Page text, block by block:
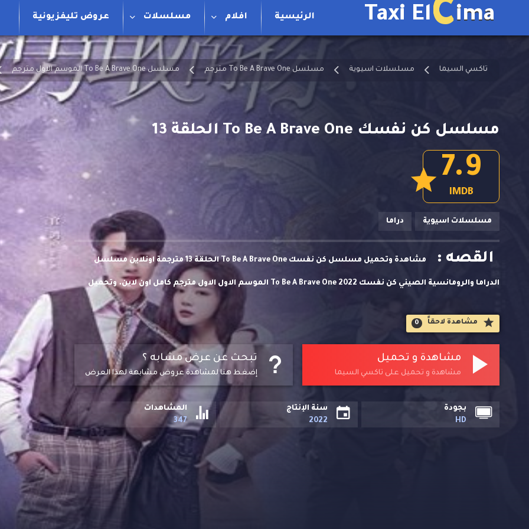
Taxi ElCima الرئيسية افلام مسلسلات عروض تليفزيونية
تاكسي السيما مسلسلات اسيوية مسلسل To Be A Brave One مترجم مسلسل To Be A Brave One الموسم الاول مترجم
مسلسل كن نفسك To Be A Brave One الحلقة 13
IMDB
7.9
مسلسلات اسيوية دراما
القصه : مشاهدة وتحميل مسلسل كن نفسك To Be A Brave One الحلقة 13 مترجمة اونلاين مسلسل
الدراما والرومانسية الصيني كن نفسك To Be A Brave One 2022 الموسم الاول الاول مترجم كامل اون لاين. وتحميل
مشاهدة لاحقاََ 0
تبحث عن عرض مشابه ؟
إضغط هنا لمشاهدة عروض مشابهة لهذا العرض
مشاهدة و تحميل
مشاهدة و تحميل على تاكسي السيما
بجودة
HD
سنة الإنتاج
2022
المشاهدات
347